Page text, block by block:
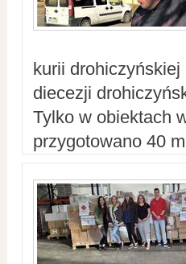
kurii
diecezji
Tylko w obiektach
przygotowano 40